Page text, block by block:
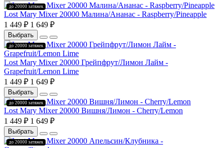
до 20000 затяжек
Lost Mary Mixer 20000 Малина/Ананас - Raspberry/Pineapple
1 449 ₽ 1 649 ₽
Выбрать
до 20000 затяжек
Lost Mary Mixer 20000 Грейпфрут/Лимон Лайм -
Grapefruit/Lemon Lime
1 449 ₽ 1 649 ₽
Выбрать
до 20000 затяжек
Lost Mary Mixer 20000 Вишня/Лимон - Cherry/Lemon
1 449 ₽ 1 649 ₽
Выбрать
до 20000 затяжек